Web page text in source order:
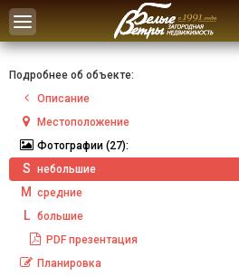
Toggle
navigation
Подробнее об объекте:
Описание
Местоположение
Фотографии (27):
S небольшие
M средние
L
большие
PDF презентация
Планировка